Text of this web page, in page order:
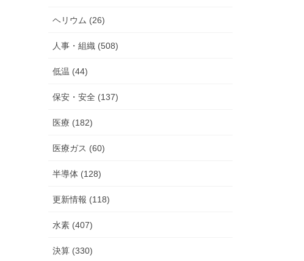
ヘリウム (26)
人事・組織 (508)
低温 (44)
保安・安全 (137)
医療 (182)
医療ガス (60)
半導体 (128)
更新情報 (118)
水素 (407)
決算 (330)